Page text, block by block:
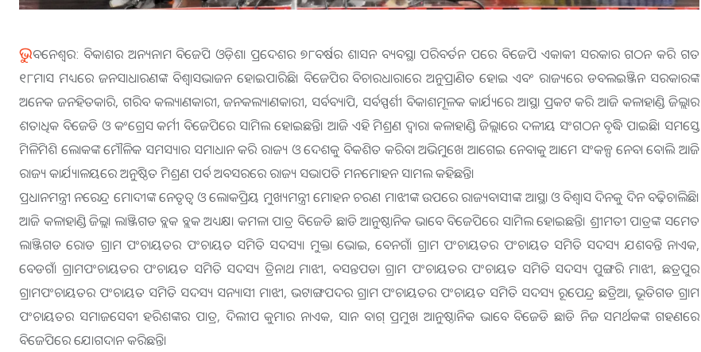
ଭୁବନେଶ୍ୱର: ବିକାଶର ଅନ୍ୟନାମ ବିଜେପି ଓଡ଼ିଶା ପ୍ରଦେଶର ୭୮ବର୍ଷର ଶାସନ ବ୍ୟବସ୍ଥା ପରିବର୍ତନ ପରେ ବିଜେପି ଏକାକୀ ସରକାର ଗଠନ କରି ଗତ
୧୮ମାସ ମଧ୍ୟରେ ଜନସାଧାରଣଙ୍କ ବିଶ୍ୱାସଭାଜନ ହୋଇପାରିଛି। ବିଜେପିର ବିଚାରଧାରାରେ ଅନୁପ୍ରାଣିତ ହୋଇ ଏବଂ ରାଜ୍ୟରେ ଡବଲଇଞ୍ଜିନ ସରକାରଙ୍କ
ଅନେକ ଜନହିତକାରି, ଗରିବ କଲ୍ୟାଣକାରୀ, ଜନକଲ୍ୟାଣକାରୀ, ସର୍ବବ୍ୟାପି, ସର୍ବସ୍ପର୍ଶୀ ବିକାଶମୂଳକ କାର୍ଯ୍ୟରେ ଆସ୍ଥା ପ୍ରକଟ କରି ଆଜି କଳାହାଣ୍ଡି ଜିଲ୍ଲାର
ଶତାଧିକ ବିଜେଡି ଓ କଂଗ୍ରେସ କର୍ମୀ ବିଜେପିରେ ସାମିଲ ହୋଇଛନ୍ତି। ଆଜି ଏହି ମିଶ୍ରଣ ଦ୍ୱାରା କଳାହାଣ୍ଡି ଜିଲ୍ଲାରେ ଦଳୀୟ ସଂଗଠନ ବୃଦ୍ଧି ପାଇଛି। ସମସ୍ତେ
ମିଳିମିଶି ଲୋକଙ୍କ ମୌଳିକ ସମସ୍ୟାର ସମାଧାନ କରି ରାଜ୍ୟ ଓ ଦେଶକୁ ବିକଶିତ କରିବା ଅଭିମୁଖେ ଆଗେଇ ନେବାକୁ ଆମେ ସଂକଳ୍ପ ନେବା ବୋଲି ଆଜି
ରାଜ୍ୟ କାର୍ଯ୍ୟାଳୟରେ ଅନୁଷ୍ଠିତ ମିଶ୍ରଣ ପର୍ବ ଅବସରରେ ରାଜ୍ୟ ସଭାପତି ମନମୋହନ ସାମଲ କହିଛନ୍ତି।
ପ୍ରଧାନମନ୍ତ୍ରୀ ନରେନ୍ଦ୍ର ମୋଦୀଙ୍କ ନେତୃତ୍ୱ ଓ ଲୋକପ୍ରିୟ ମୁଖ୍ୟମନ୍ତ୍ରୀ ମୋହନ ଚରଣ ମାଝୀଙ୍କ ଉପରେ ରାଜ୍ୟବାସୀଙ୍କ ଆସ୍ଥା ଓ ବିଶ୍ୱାସ ଦିନକୁ ଦିନ ବଢ଼ିଚାଲିଛି।
ଆଜି କଳାହାଣ୍ଡି ଜିଲ୍ଲା ଲାଞ୍ଜିଗଡ ବ୍ଲକ ବ୍ଲକ ଅଧ୍ୟକ୍ଷା କମଳା ପାତ୍ର ବିଜେଡି ଛାଡି ଆନୁଷ୍ଠାନିକ ଭାବେ ବିଜେପିରେ ସାମିଲ ହୋଇଛନ୍ତି। ଶ୍ରୀମତୀ ପାତ୍ରଙ୍କ ସମେତ
ଲାଞ୍ଜିଗଡ ରୋଡ ଗ୍ରାମ ପଂଚାୟତର ପଂଚାୟତ ସମିତି ସଦସ୍ୟା ମୁକ୍ତା ଭୋଇ, ବେନଗାଁ ଗ୍ରାମ ପଂଚାୟତର ପଂଚାୟତ ସମିତି ସଦସ୍ୟ ଯଶବନ୍ତି ନାଏକ,
ବେଡଗାଁ ଗ୍ରାମପଂଚାୟତର ପଂଚାୟତ ସମିତି ସଦସ୍ୟ ତ୍ରିନାଥ ମାଝୀ, ବସନ୍ତପଡା ଗ୍ରାମ ପଂଚାୟତର ପଂଚାୟତ ସମିତି ସଦସ୍ୟ ପୁଙ୍ଗରି ମାଝୀ, ଛତ୍ରପୁର
ଗ୍ରାମପଂଚାୟତର ପଂଚାୟତ ସମିତି ସଦସ୍ୟ ସନ୍ୟାସୀ ମାଝୀ, ଭଟାଙ୍ଗପଦର ଗ୍ରାମ ପଂଚାୟତର ପଂଚାୟତ ସମିତି ସଦସ୍ୟ ରୂପେନ୍ଦ୍ର ଛତ୍ରିଆ, ଭୂତିଗଡ ଗ୍ରାମ
ପଂଚାୟତର ସମାଜସେବୀ ହରିଶଙ୍କର ପାତ୍ର, ଦିଲୀପ କୁମାର ନାଏକ, ସାନ ବାଗ୍ ପ୍ରମୁଖ ଆନୁଷ୍ଠାନିକ ଭାବେ ବିଜେଡି ଛାଡି ନିଜ ସମର୍ଥକଙ୍କ ଗହଣରେ
ବିଜେପିରେ ଯୋଗଦାନ କରିଛନ୍ତି।